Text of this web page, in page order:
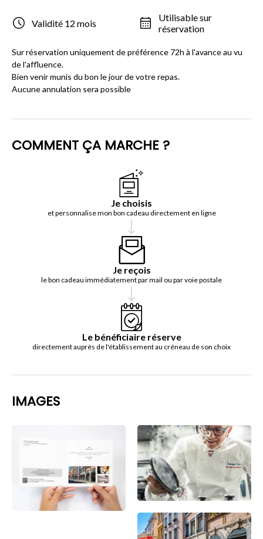
Validité 12 mois
Utilisable sur
réservation
Sur réservation uniquement de préférence 72h à l'avance au vu
de l'affluence.
Bien venir munis du bon le jour de votre repas.
Aucune annulation sera possible
COMMENT ÇA MARCHE ?
Je choisis
et personnalise mon bon cadeau directement en ligne
Je reçois
le bon cadeau immédiatement par mail ou par voie postale
Le bénéficiaire réserve
directement auprès de l'établissement au créneau de son choix
IMAGES